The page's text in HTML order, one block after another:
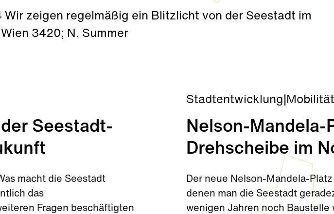
Wir zeigen regelmäßig ein Blitzlicht von der Seestadt im
3420; N. Summer
Seestadt-
macht die Seestadt
das
Fragen beschäftigten
Stadtentwicklung Mobilität
Nelson-
Drehscheibe im
Der neue Nelson-Mandela-
denen man die Seestadt
wenigen Jahren noch Baustelle